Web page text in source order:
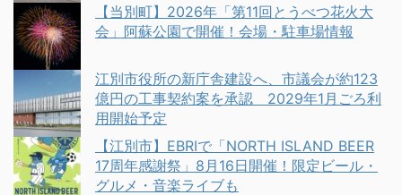
【当別町】2026年「第11回とうべつ花火大
会」阿蘇公園で開催！会場・駐車場情報
江別市役所の新庁舎建設へ、市議会が約123
億円の工事契約案を承認 2029年1月ごろ利
用開始予定
【江別市】EBRIで「NORTH ISLAND BEER
17周年感謝祭」8月16日開催！限定ビール・
グルメ・音楽ライブも